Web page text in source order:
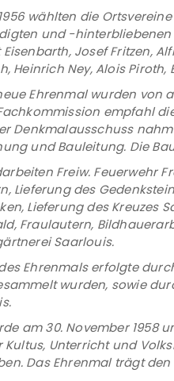
wählten die
und -
Josef Fritzen,
Heinrich Ney, Alois
Ehrenmal wurden von
empfahl
Denkmalausschuss
und Bauleitung. Die
Freiw. Feuerwehr
Lieferung des
Lieferung des Kreuzes
Fraulautern,
Saarlouis.
Ehrenmals erfolgte
wurden, sowie
am 30. November 1958
Kultus, Unterricht und
Das Ehrenmal trägt